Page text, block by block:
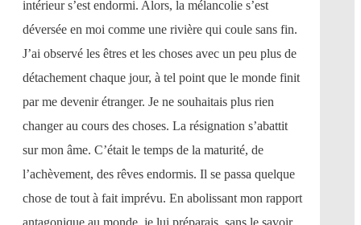
intérieur s’est endormi. Alors, la mélancolie s’est
déversée en moi comme une rivière qui coule sans fin.
J’ai observé les êtres et les choses avec un peu plus de
détachement chaque jour, à tel point que le monde finit
par me devenir étranger. Je ne souhaitais plus rien
changer au cours des choses. La résignation s’abattit
sur mon âme. C’était le temps de la maturité, de
l’achèvement, des rêves endormis. Il se passa quelque
chose de tout à fait imprévu. En abolissant mon rapport